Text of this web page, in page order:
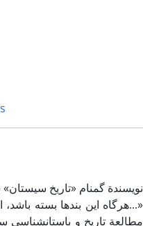
نویسندة گمنام «­تاریخ
مطالعة تاریخ و باستان­شناسی